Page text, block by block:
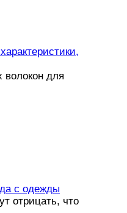
волокон для
с одежды
отрицать, что